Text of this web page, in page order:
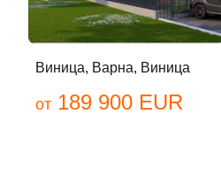
Виница, Варна, Виница
от 189 900 EUR